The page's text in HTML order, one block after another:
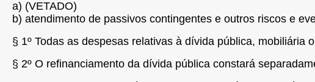
a) (VETADO)
b) atendimento de passivos contingentes e outros riscos e
§ 1º Todas as despesas relativas à dívida pública,
§ 2º O refinanciamento da dívida pública constará